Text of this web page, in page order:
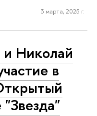
3 марта, 2025 г.
Николай
в